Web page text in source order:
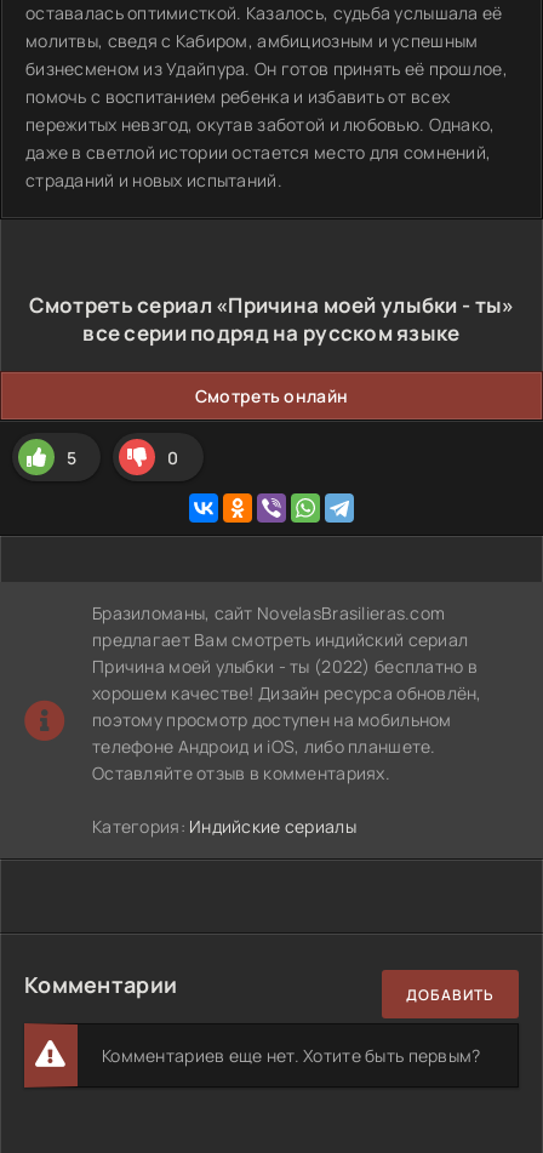
оставалась оптимисткой. Казалось, судьба услышала её
молитвы, сведя с Кабиром, амбициозным и успешным
бизнесменом из Удайпура. Он готов принять её прошлое,
помочь с воспитанием ребенка и избавить от всех
пережитых невзгод, окутав заботой и любовью. Однако,
даже в светлой истории остается место для сомнений,
страданий и новых испытаний.
Смотреть сериал «Причина моей улыбки - ты»
все серии подряд на русском языке
Смотреть онлайн
5 0
Бразиломаны, сайт NovelasBrasilieras.com
предлагает Вам смотреть индийский сериал
Причина моей улыбки - ты (2022) бесплатно в
хорошем качестве! Дизайн ресурса обновлён,
поэтому просмотр доступен на мобильном
телефоне Андроид и iOS, либо планшете.
Оставляйте отзыв в комментариях.
Категория: Индийские сериалы
Комментарии ДОБАВИТЬ
Комментариев еще нет. Хотите быть первым?